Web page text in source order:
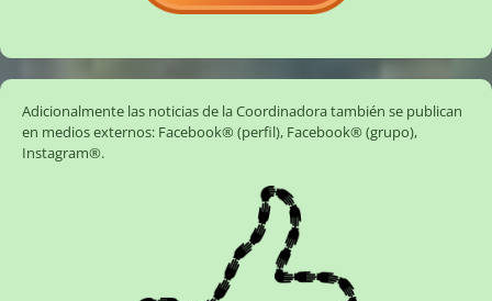
Adicionalmente las noticias de la Coordinadora también se publican
en medios externos: Facebook® (perfil), Facebook® (grupo),
Instagram®.